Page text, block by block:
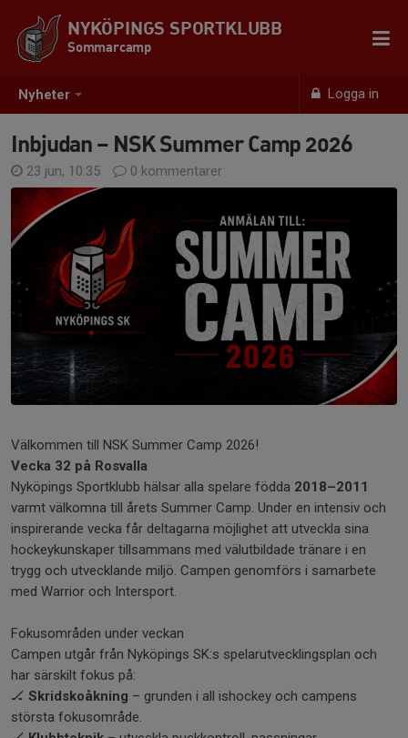
Nyheter Logga in
NYKÖPINGS SPORTKLUBB
Sommarcamp
Inbjudan – NSK Summer Camp 2026
23 jun, 10:35 0 kommentarer
Välkommen till NSK Summer Camp 2026!
Vecka 32 på Rosvalla
Nyköpings Sportklubb hälsar alla spelare födda 2018–2011
varmt välkomna till årets Summer Camp. Under en intensiv och
inspirerande vecka får deltagarna möjlighet att utveckla sina
hockeykunskaper tillsammans med välutbildade tränare i en
trygg och utvecklande miljö. Campen genomförs i samarbete
med Warrior och Intersport.
Fokusområden under veckan
Campen utgår från Nyköpings SK:s spelarutvecklingsplan och
har särskilt fokus på:
🏒 Skridskoåkning – grunden i all ishockey och campens
största fokusområde.